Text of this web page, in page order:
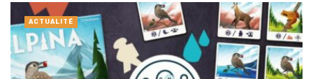
ACTUALITÉ